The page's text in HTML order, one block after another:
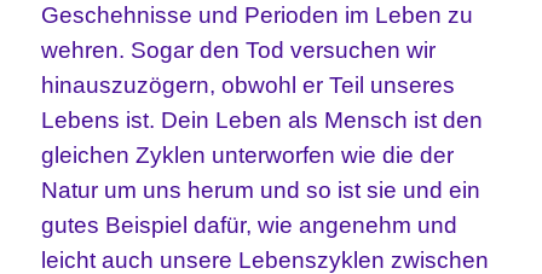
Geschehnisse und Perioden im Leben zu
wehren. Sogar den Tod versuchen wir
hinauszuzögern, obwohl er Teil unseres
Lebens ist. Dein Leben als Mensch ist den
gleichen Zyklen unterworfen wie die der
Natur um uns herum und so ist sie und ein
gutes Beispiel dafür, wie angenehm und
leicht auch unsere Lebenszyklen zwischen